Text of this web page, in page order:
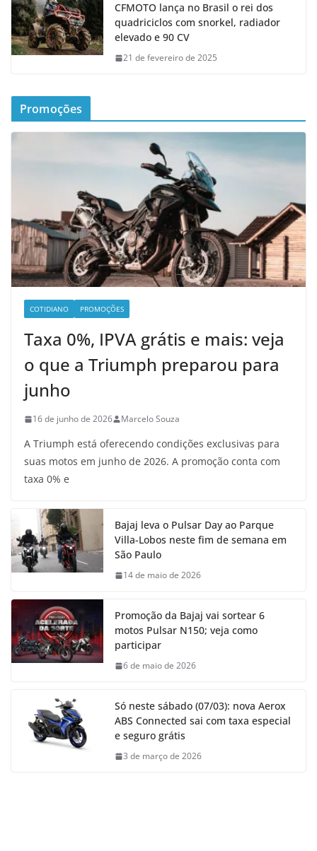
CFMOTO lança no Brasil o rei dos
quadriciclos com snorkel, radiador
elevado e 90 CV
21 de fevereiro de 2025
Promoções
COTIDIANO PROMOÇÕES
Taxa 0%, IPVA grátis e mais: veja
o que a Triumph preparou para
junho
16 de junho de 2026 Marcelo Souza
A Triumph está oferecendo condições exclusivas para
suas motos em junho de 2026. A promoção conta com
taxa 0% e
Bajaj leva o Pulsar Day ao Parque
Villa-Lobos neste fim de semana em
São Paulo
14 de maio de 2026
Promoção da Bajaj vai sortear 6
motos Pulsar N150; veja como
participar
6 de maio de 2026
Só neste sábado (07/03): nova Aerox
ABS Connected sai com taxa especial
e seguro grátis
3 de março de 2026